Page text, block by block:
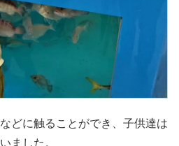
どに触ることができ、子供達は
ました。